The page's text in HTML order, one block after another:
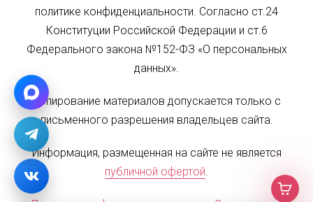
политике конфиденциальности. Согласно ст.24
Конституции Российской Федерации и ст.6
Федерального закона №152-ФЗ «О персональных
данных».
Копирование материалов допускается только с
письменного разрешения владельцев сайта.
Информация, размещенная на сайте не является
публичной офертой